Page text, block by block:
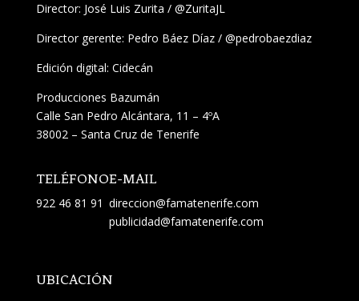
Director: José Luis Zurita / @ZuritaJL
Director gerente: Pedro Báez Díaz / @pedrobaezdiaz
Edición digital: Cidecán
Producciones Bazumán
Calle San Pedro Alcántara, 11 – 4ºA
38002 – Santa Cruz de Tenerife
TELÉFONO
922 46 81 91
E-MAIL
direccion@famatenerife.com
publicidad@famatenerife.com
UBICACIÓN